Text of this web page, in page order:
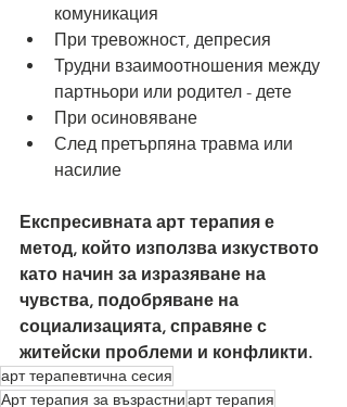
комуникация
При тревожност, депресия
Трудни взаимоотношения между
партньори или родител - дете
При осиновяване
След претърпяна травма или
насилие
Експресивната арт терапия е
метод, който използва изкуството
като начин за изразяване на
чувства, подобряване на
социализацията, справяне с
житейски проблеми и конфликти.
арт терапевтична сесия
Арт терапия за възрастниарт терапия